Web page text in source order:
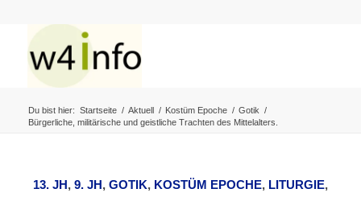
Du bist hier: Startseite / Aktuell / Kostüm Epoche / Gotik /
Bürgerliche, militärische und geistliche Trachten des Mittelalters.
13. JH, 9. JH, GOTIK, KOSTÜM EPOCHE, LITURGIE,